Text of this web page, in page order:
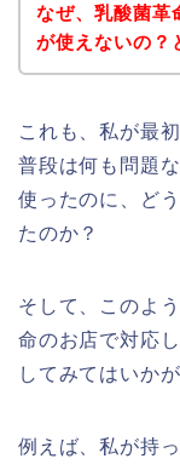
なぜ、乳酸菌革
が使えないの？
これも、私が最
普段は何も問題
使ったのに、ど
たのか？
そして、このよ
命のお店で対応
してみてはいか
例えば、私が持